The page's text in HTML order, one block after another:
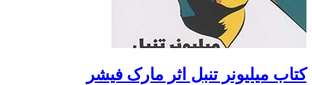
کتاب میلیونر تنبل اثر مارک فیشر